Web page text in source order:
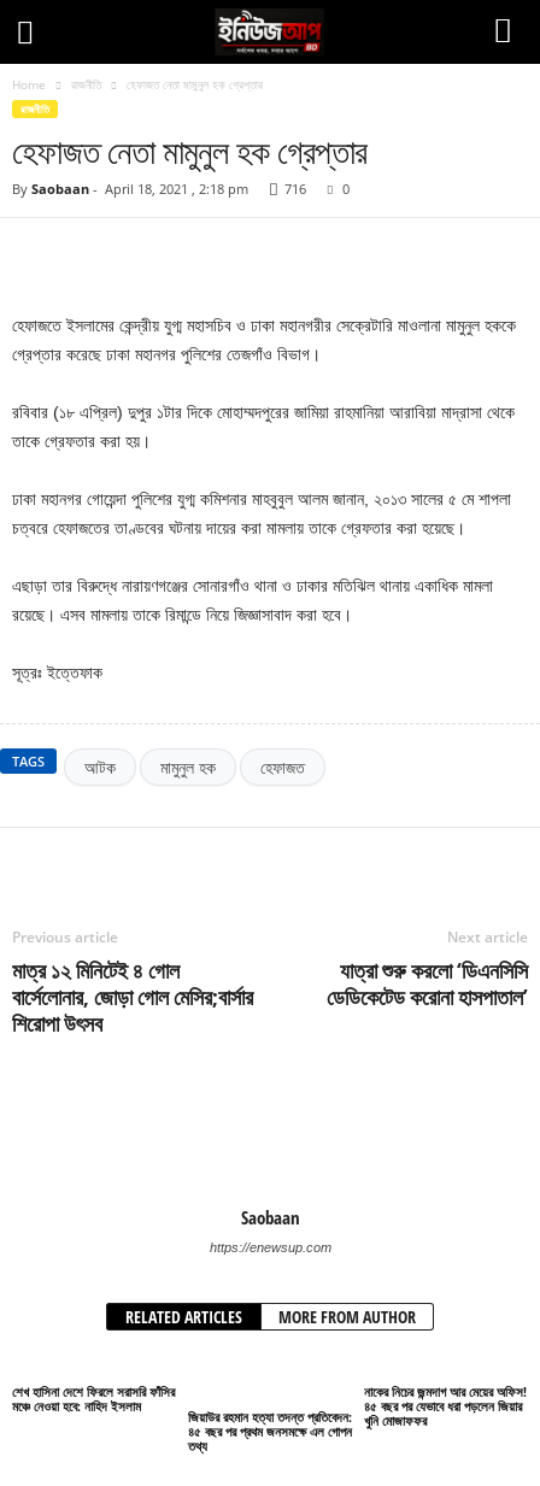
Home রাজনীতি হেফাজত নেতা মামুনুল হক গ্রেপ্তার
রাজনীতি
হেফাজত নেতা মামুনুল হক গ্রেপ্তার
By Saobaan - April 18, 2021 , 2:18 pm 716 0
হেফাজতে ইসলামের কেন্দ্রীয় যুগ্ম মহাসচিব ও ঢাকা মহানগরীর সেক্রেটারি মাওলানা মামুনুল হককে
গ্রেপ্তার করেছে ঢাকা মহানগর পুলিশের তেজগাঁও বিভাগ।
রবিবার (১৮ এপ্রিল) দুপুর ১টার দিকে মোহাম্মদপুরের জামিয়া রাহমানিয়া আরাবিয়া মাদ্রাসা থেকে
তাকে গ্রেফতার করা হয়।
ঢাকা মহানগর গোয়েন্দা পুলিশের যুগ্ম কমিশনার মাহবুবুল আলম জানান, ২০১৩ সালের ৫ মে শাপলা
চত্বরে হেফাজতের তাণ্ডবের ঘটনায় দায়ের করা মামলায় তাকে গ্রেফতার করা হয়েছে।
এছাড়া তার বিরুদ্ধে নারায়ণগঞ্জের সোনারগাঁও থানা ও ঢাকার মতিঝিল থানায় একাধিক মামলা
রয়েছে। এসব মামলায় তাকে রিমান্ডে নিয়ে জিজ্ঞাসাবাদ করা হবে।
সূত্রঃ ইত্তেফাক
TAGS আটক মামুনুল হক হেফাজত
Previous article
মাত্র ১২ মিনিটেই ৪ গোল
বার্সেলোনার, জোড়া গোল মেসির;বার্সার
শিরোপা উৎসব
Next article
যাত্রা শুরু করলো ‘ডিএনসিসি
ডেডিকেটেড করোনা হাসপাতাল’
Saobaan
https://enewsup.com
RELATED ARTICLES MORE FROM AUTHOR
শেখ হাসিনা দেশে ফিরলে সরাসরি ফাঁসির
মঞ্চে নেওয়া হবে: নাহিদ ইসলাম
জিয়াউর রহমান হত্যা তদন্ত প্রতিবেদন:
৪৫ বছর পর প্রথম জনসমক্ষে এল গোপন
তথ্য
নাকের নিচের জন্মদাগ আর মেয়ের অফিস!
৪৫ বছর পর যেভাবে ধরা পড়লেন জিয়ার
খুনি মোজাফফর